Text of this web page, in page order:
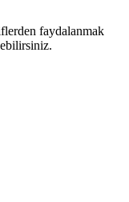
faydalanmak